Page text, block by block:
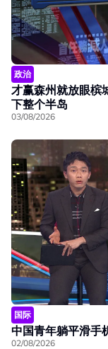
政治
才赢森州就放眼槟
下整个半岛
03/08/2026
国际
中国青年躺平滑手
02/08/2026